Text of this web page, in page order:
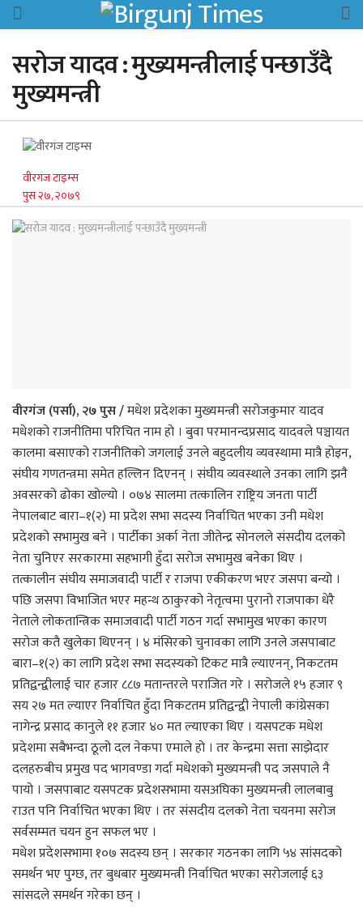
सरोज यादव : मुख्यमन्त्रीलाई पन्छाउँदै
मुख्यमन्त्री
वीरगंज टाइम्स
पुस २७, २०७९
वीरगंज (पर्सा), २७ पुस /मधेश प्रदेशका मुख्यमन्त्री सरोजकुमार यादव
मधेशको राजनीतिमा परिचित नाम हो । बुवा परमानन्दप्रसाद यादवले पञ्चायत
कालमा बसाएको राजनीतिको जगलाई उनले बहुदलीय व्यवस्थामा मात्रै होइन,
संघीय गणतन्त्रमा समेत हल्लिन दिएनन् । संघीय व्यवस्थाले उनका लागि झनै
अवसरको ढोका खोल्यो । ०७४ सालमा तत्कालिन राष्ट्रिय जनता पार्टी
नेपालबाट बारा–१(२) मा प्रदेश सभा सदस्य निर्वाचित भएका उनी मधेश
प्रदेशको सभामुख बने । पार्टीका अर्का नेता जीतेन्द्र सोनलले संसदीय दलको
नेता चुनिएर सरकारमा सहभागी हुँदा सरोज सभामुख बनेका थिए ।
तत्कालीन संघीय समाजवादी पार्टी र राजपा एकीकरण भएर जसपा बन्यो ।
पछि जसपा विभाजित भएर महन्थ ठाकुरको नेतृत्वमा पुरानो राजपाका धेरै
नेताले लोकतान्त्रिक समाजवादी पार्टी गठन गर्दा सभामुख भएका कारण
सरोज कतै खुलेका थिएनन् । ४ मंसिरको चुनावका लागि उनले जसपाबाट
बारा–१(२) का लागि प्रदेश सभा सदस्यको टिकट मात्रै ल्याएनन्, निकटतम
प्रतिद्वन्द्वीलाई चार हजार ८८७ मतान्तरले पराजित गरे । सरोजले १५ हजार ९
सय २७ मत ल्याएर निर्वाचित हुँदा निकटतम प्रतिद्वन्द्वी नेपाली कांग्रेसका
नागेन्द्र प्रसाद कानुले ११ हजार ४० मत ल्याएका थिए । यसपटक मधेश
प्रदेशमा सबैभन्दा ठूलो दल नेकपा एमाले हो । तर केन्द्रमा सत्ता साझेदार
दलहरुबीच प्रमुख पद भागवण्डा गर्दा मधेशको मुख्यमन्त्री पद जसपाले नै
पायो । जसपाबाट यसपटक प्रदेशसभामा यसअघिका मुख्यमन्त्री लालबाबु
राउत पनि निर्वाचित भएका थिए । तर संसदीय दलको नेता चयनमा सरोज
सर्वसम्मत चयन हुन सफल भए ।
मधेश प्रदेशसभामा १०७ सदस्य छन् । सरकार गठनका लागि ५४ सांसदको
समर्थन भए पुग्छ, तर बुधबार मुख्यमन्त्री निर्वाचित भएका सरोजलाई ६३
सांसदले समर्थन गरेका छन् ।